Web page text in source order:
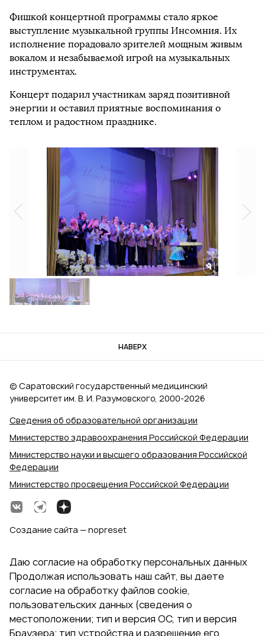
Фишкой концертной программы стало яркое
выступление музыкальной группы Инсомния. Их
исполнение порадовало зрителей мощным живым
вокалом и незабываемой игрой на музыкальных
инструментах.
Концерт подарил участникам заряд позитивной
энергии и оставил приятные воспоминания о
теплом и радостном празднике.
НАВЕРХ
Сведения об образовательной организации
Министерство здравоохранения Российской Федерации
Министерство науки и высшего образования Российской
Федерации
Министерство просвещения Российской Федерации
© Саратовский государственный медицинский
университет им. В. И. Разумовского, 2000‑2026
Создание сайта — nopreset
Даю согласие на обработку персональных данных
Продолжая использовать наш сайт, вы даете
согласие на обработку файлов cookie,
пользовательских данных (сведения о
местоположении; тип и версия ОС, тип и версия
Браузера; тип устройства и разрешение его